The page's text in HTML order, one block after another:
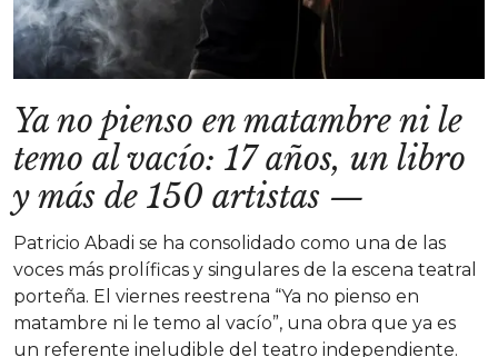
Ya no pienso en matambre ni le
temo al vacío: 17 años, un libro
y más de 150 artistas —
Patricio Abadi se ha consolidado como una de las
voces más prolíficas y singulares de la escena teatral
porteña. El viernes reestrena “Ya no pienso en
matambre ni le temo al vacío”, una obra que ya es
un referente ineludible del teatro independiente.